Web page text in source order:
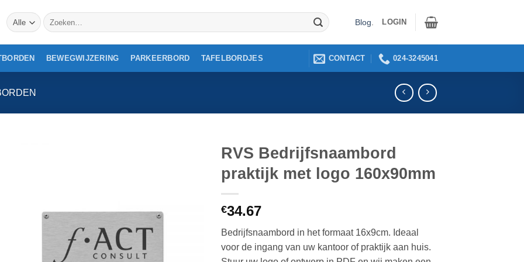
Zoeken
naar:
Blog LOGIN
BEWEGWIJZERING PARKEERBORD TAFELBORDJES CONTACT 024-3245041
RVS Bedrijfsnaambord
praktijk met logo 160x90mm
€34.67
Bedrijfsnaambord in het formaat 16x9cm. Ideaal
voor de ingang van uw kantoor of praktijk aan huis.